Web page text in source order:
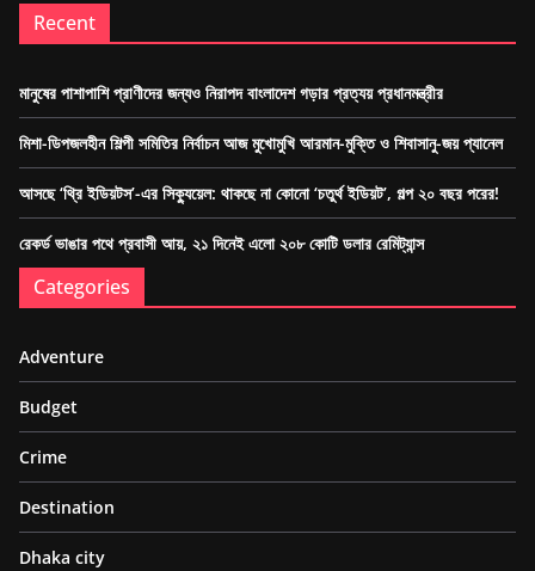
Recent
মানুষের পাশাপাশি প্রাণীদের জন্যও নিরাপদ বাংলাদেশ গড়ার প্রত্যয় প্রধানমন্ত্রীর
মিশা-ডিপজলহীন শিল্পী সমিতির নির্বাচন আজ মুখোমুখি আরমান-মুক্তি ও শিবাসানু-জয় প্যানেল
আসছে ‘থ্রি ইডিয়টস’-এর সিক্যুয়েল: থাকছে না কোনো ‘চতুর্থ ইডিয়ট’, গল্প ২০ বছর পরের!
রেকর্ড ভাঙার পথে প্রবাসী আয়, ২১ দিনেই এলো ২০৮ কোটি ডলার রেমিট্যান্স
Categories
Adventure
Budget
Crime
Destination
Dhaka city